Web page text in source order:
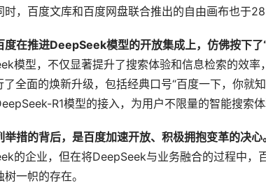
时，百度文库和百度网盘联合推出的自由画布也于28
度在推进DeepSeek模型的开放集成上，仿佛按下了“
模型，不仅显著提升了搜索体验和信息检索的效
了全面的焕新升级，包括经典口号“百度一下，你就
R1模型的接入，为用户不限量的智能搜索体
举措的背后，是百度加速开放、积极拥抱变革的决心
的企业，但在将DeepSeek与业务融合的过程中，
一帜的存在。